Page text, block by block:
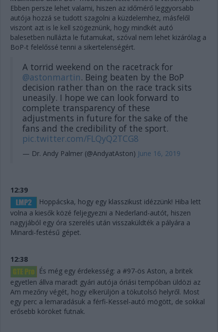
Ebben persze lehet valami, hiszen az időmérő leggyorsabb
autója hozzá se tudott szagolni a küzdelemhez, másfelől
viszont azt is le kell szögeznünk, hogy mindkét autó
balesetben nullázta le futamukat, szóval nem lehet kizárólag a
BoP-t felelőssé tenni a sikertelenségért.
A torrid weekend on the racetrack for
@astonmartin. Being beaten by the BoP
decision rather than on the race track sits
uneasily. I hope we can look forward to
complete transparency of these
adjustments in future for the sake of the
fans and the credibility of the sport.
pic.twitter.com/FLQyQ2TCG8
— Dr. Andy Palmer (@AndyatAston) June 16, 2019
12:39
Hoppácska, hogy egy klasszikust idézzünk! Hiba lett
volna a kiesők közé feljegyezni a Nederland-autót, hiszen
nagyjából egy óra szerelés után visszaküldték a pályára a
Minardi-festésű gépet.
12:38
És még egy érdekesség: a #97-ös Aston, a britek
egyetlen állva maradt gyári autója óriási tempóban üldözi az
Am mezőny végét, hogy elkerüljön a tökutolsó helyről. Most
egy perc a lemaradásuk a férfi-Kessel-autó mögött, de sokkal
erősebb köröket futnak.